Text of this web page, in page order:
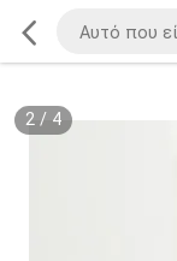
2/ 4